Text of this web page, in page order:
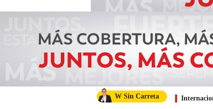
W Sin Carreta